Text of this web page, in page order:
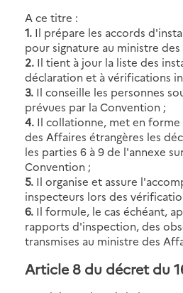
A ce titre :
1. Il prépare les accords
pour signature au ministre
2. Il tient à jour la liste des
déclaration et à vérifications
3. Il conseille les personnes
prévues par la Convention ;
4. Il collationne, met en forme
des Affaires étrangères les
les parties 6 à 9 de l'annexe
Convention ;
5. Il organise et assure
inspecteurs lors des
6. Il formule, le cas échéant,
rapports d'inspection, des
transmises au ministre des
Article 8 du décret du